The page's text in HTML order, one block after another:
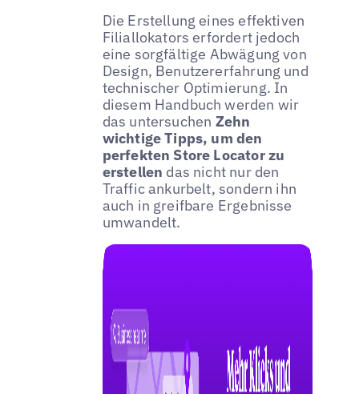
Die Erstellung eines effektiven
Filiallokators erfordert jedoch
eine sorgfältige Abwägung von
Design, Benutzererfahrung und
technischer Optimierung. In
diesem Handbuch werden wir
das untersuchen Zehn
wichtige Tipps, um den
perfekten Store Locator zu
erstellen das nicht nur den
Traffic ankurbelt, sondern ihn
auch in greifbare Ergebnisse
umwandelt.